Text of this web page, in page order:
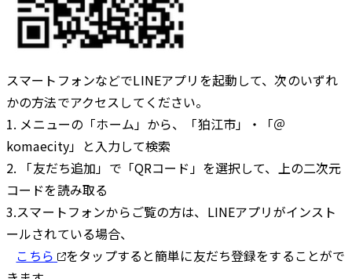
スマートフォンなどでLINEアプリを起動して、次のいずれ
かの方法でアクセスしてください。
1. メニューの「ホーム」から、「狛江市」・「＠
komaecity」と入力して検索
2. 「友だち追加」で「QRコード」を選択して、上の二次元
コードを読み取る
3.スマートフォンからご覧の方は、LINEアプリがインスト
ールされている場合、
こちら
をタップすると簡単に友だち登録をすることがで